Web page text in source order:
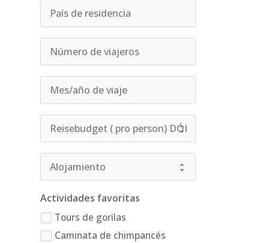
Actividades favoritas
Tours de gorilas
Caminata de chimpancés